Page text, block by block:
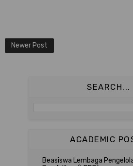
Newer Post
SEARCH...
ACADEMIC
Beasiswa Lembaga